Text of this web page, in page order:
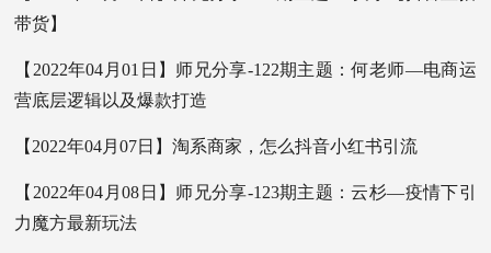
带货】
【2022年04月01日】师兄分享-122期主题：何老师—电商运
营底层逻辑以及爆款打造
【2022年04月07日】淘系商家，怎么抖音小红书引流
【2022年04月08日】师兄分享-123期主题：云杉—疫情下引
力魔方最新玩法